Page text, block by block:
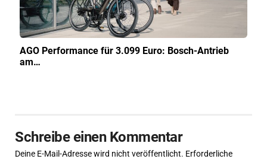
AGO Performance für 3.099 Euro: Bosch-Antrieb
am…
Schreibe einen Kommentar
Deine E-Mail-Adresse wird nicht veröffentlicht. Erforderliche